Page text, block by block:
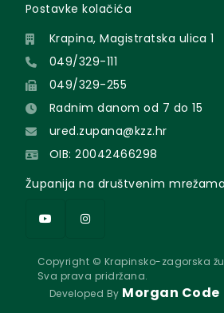
Postavke kolačića
Krapina, Magistratska ulica 1
049/329-111
049/329-255
Radnim danom od 7 do 15
ured.zupana@kzz.hr
OIB: 20042466298
Županija na društvenim mrežama
Copyright © Krapinsko-zagorska
Sva prava pridržana.
Developed By Morgan Code